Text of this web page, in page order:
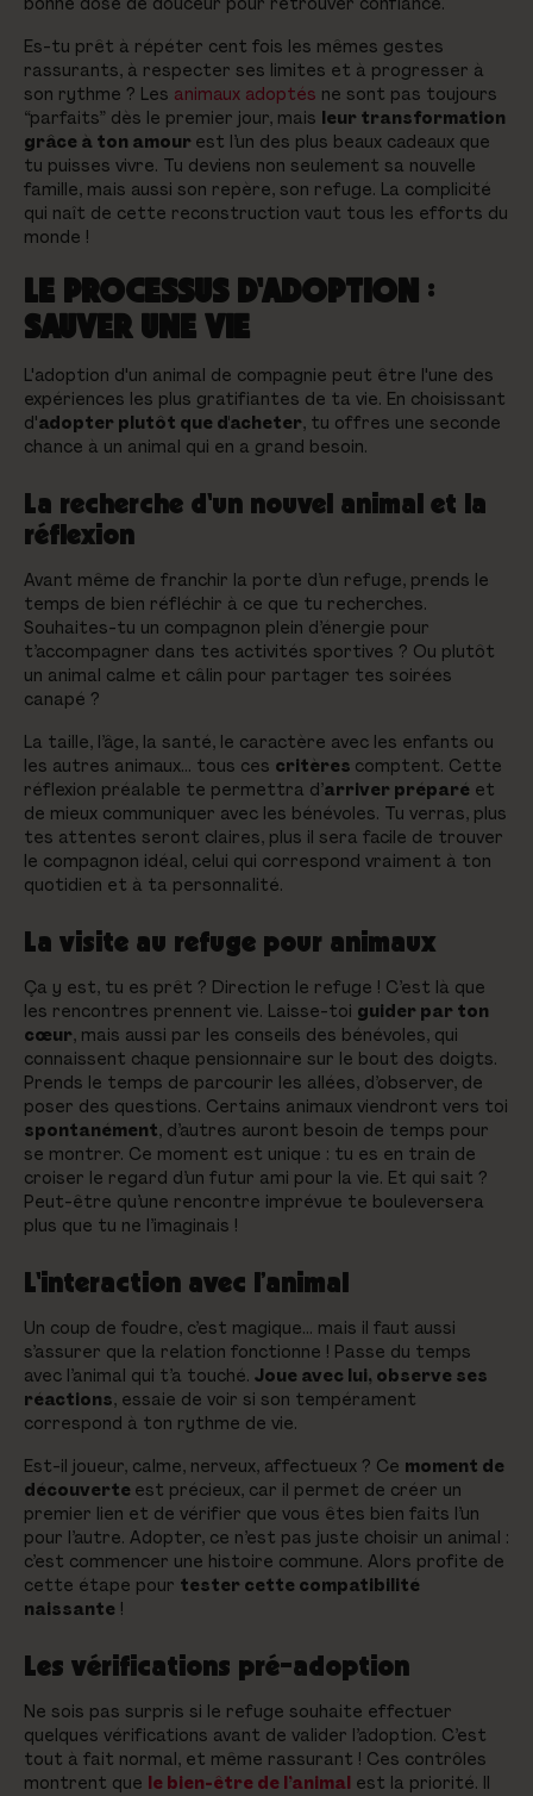
Es-tu prêt à répéter cent fois les mêmes gestes
rassurants, à respecter ses limites et à progresser à
son rythme ? Les animaux adoptés ne sont pas toujours
“parfaits” dès le premier jour, mais leur transformation
grâce à ton amour est l’un des plus beaux cadeaux que
tu puisses vivre. Tu deviens non seulement sa nouvelle
famille, mais aussi son repère, son refuge. La complicité
qui naît de cette reconstruction vaut tous les efforts du
monde !
LE PROCESSUS D'ADOPTION :
SAUVER UNE VIE
L'adoption d'un animal de compagnie peut être l'une des
expériences les plus gratifiantes de ta vie. En choisissant
d'adopter plutôt que d'acheter, tu offres une seconde
chance à un animal qui en a grand besoin.
La recherche d'un nouvel animal et la
réflexion
Avant même de franchir la porte d’un refuge, prends le
temps de bien réfléchir à ce que tu recherches.
Souhaites-tu un compagnon plein d’énergie pour
t’accompagner dans tes activités sportives ? Ou plutôt
un animal calme et câlin pour partager tes soirées
canapé ?
La taille, l’âge, la santé, le caractère avec les enfants ou
les autres animaux… tous ces critères comptent. Cette
réflexion préalable te permettra d’arriver préparé et
de mieux communiquer avec les bénévoles. Tu verras, plus
tes attentes seront claires, plus il sera facile de trouver
le compagnon idéal, celui qui correspond vraiment à ton
quotidien et à ta personnalité.
La visite au refuge pour animaux
Ça y est, tu es prêt ? Direction le refuge ! C’est là que
les rencontres prennent vie. Laisse-toi guider par ton
cœur, mais aussi par les conseils des bénévoles, qui
connaissent chaque pensionnaire sur le bout des doigts.
Prends le temps de parcourir les allées, d’observer, de
poser des questions. Certains animaux viendront vers toi
spontanément, d’autres auront besoin de temps pour
se montrer. Ce moment est unique : tu es en train de
croiser le regard d’un futur ami pour la vie. Et qui sait ?
Peut-être qu’une rencontre imprévue te bouleversera
plus que tu ne l’imaginais !
L'interaction avec l’animal
Un coup de foudre, c’est magique… mais il faut aussi
s’assurer que la relation fonctionne ! Passe du temps
avec l’animal qui t’a touché. Joue avec lui, observe ses
réactions, essaie de voir si son tempérament
correspond à ton rythme de vie.
Est-il joueur, calme, nerveux, affectueux ? Ce moment de
découverte est précieux, car il permet de créer un
premier lien et de vérifier que vous êtes bien faits l’un
pour l’autre. Adopter, ce n’est pas juste choisir un animal :
c’est commencer une histoire commune. Alors profite de
cette étape pour tester cette compatibilité
naissante !
Les vérifications pré-adoption
Ne sois pas surpris si le refuge souhaite effectuer
quelques vérifications avant de valider l’adoption. C’est
tout à fait normal, et même rassurant ! Ces contrôles
montrent que le bien-être de l’animal est la priorité. Il